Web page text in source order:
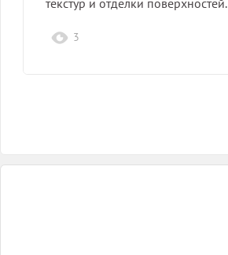
текстур и отделки поверхностей.
3